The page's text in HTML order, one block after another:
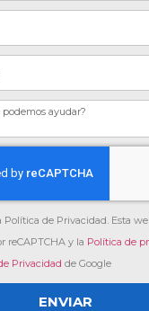
Política de Privacidad. Esta
reCAPTCHA y la Política de
Privacidad de Google
ENVIAR